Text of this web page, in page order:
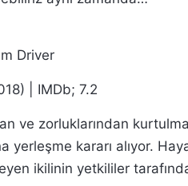
Driver
| IMDb; 7.2
ve zorluklarından
yerleşme kararı alıyor.
ikilinin yetkililer